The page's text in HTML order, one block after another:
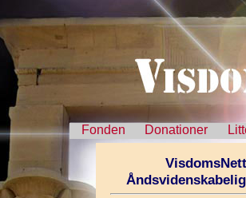
Fonden Donationer